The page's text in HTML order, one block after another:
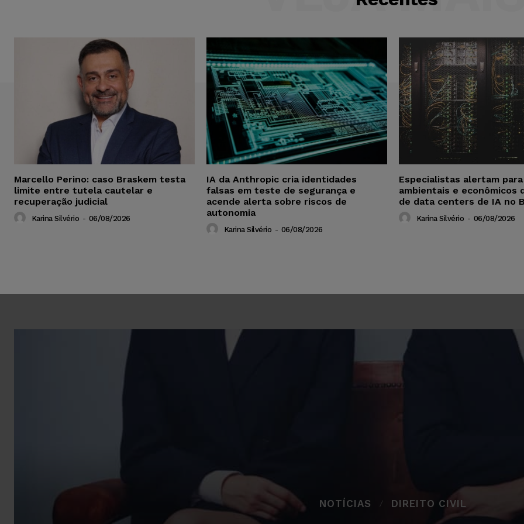
Marcello Perino: caso Braskem testa
limite entre tutela cautelar e
recuperação judicial
Karina Silvério - 06/08/2026
IA da Anthropic cria identidades
falsas em teste de segurança e
acende alerta sobre riscos de
autonomia
Karina Silvério - 06/08/2026
Especialistas alertam
ambientais e econômicos
de data centers de IA no
Karina Silvério - 06/08/2026